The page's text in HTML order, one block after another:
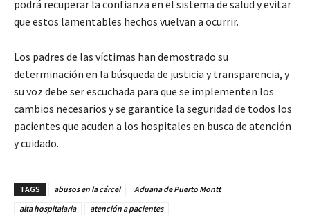
podrá recuperar la confianza en el sistema de salud y evitar
que estos lamentables hechos vuelvan a ocurrir.
Los padres de las víctimas han demostrado su
determinación en la búsqueda de justicia y transparencia, y
su voz debe ser escuchada para que se implementen los
cambios necesarios y se garantice la seguridad de todos los
pacientes que acuden a los hospitales en busca de atención
y cuidado.
TAGS abusos en la cárcel
Aduana de Puerto Montt
alta hospitalaria
atención a pacientes